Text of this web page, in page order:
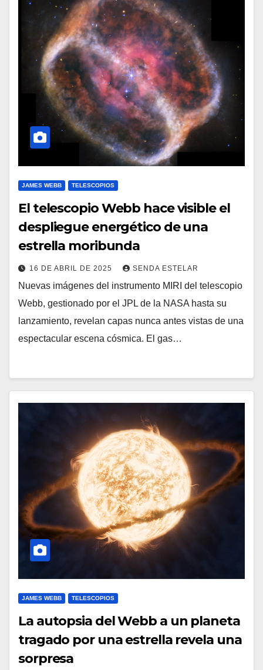
JAMES WEBB TELESCOPIOS
El telescopio Webb hace visible el
despliegue energético de una
estrella moribunda
16 DE ABRIL DE 2025 SENDA ESTELAR
Nuevas imágenes del instrumento MIRI del telescopio
Webb, gestionado por el JPL de la NASA hasta su
lanzamiento, revelan capas nunca antes vistas de una
espectacular escena cósmica. El gas…
JAMES WEBB TELESCOPIOS
La autopsia del Webb a un planeta
tragado por una estrella revela una
sorpresa